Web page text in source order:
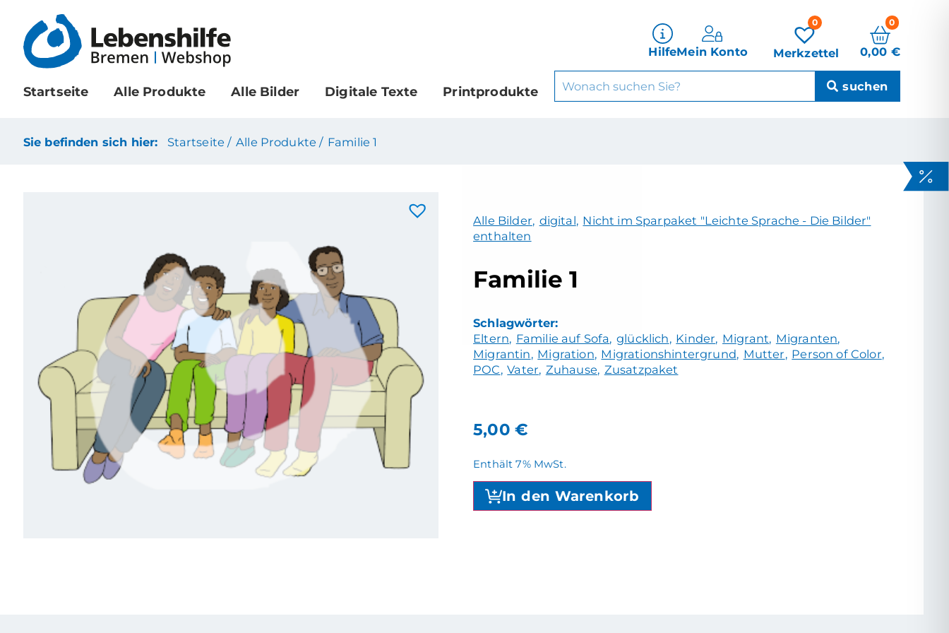
HilfeMein Konto Merkzettel
0
0,00 €
0
Startseite Alle Produkte Alle Bilder Digitale Texte Printprodukte
Sie befinden sich hier: Startseite / Alle Produkte / Familie 1
Alle Bilder, digital, Nicht im Sparpaket "Leichte Sprache - Die Bilder"
enthalten
Familie 1
Eltern Familie auf Sofa glücklich Kinder Migrant Migranten
Migrantin Migration Migrationshintergrund Mutter Person of Color
POC Vater Zuhause Zusatzpaket
5,00 €
Enthält 7% MwSt.
In den Warenkorb